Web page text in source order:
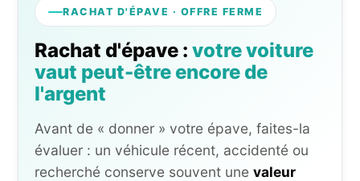
RACHAT D'ÉPAVE · OFFRE FERME
Rachat d'épave : votre voiture
vaut peut-être encore de
l'argent
Avant de « donner » votre épave, faites-la
évaluer : un véhicule récent, accidenté ou
recherché conserve souvent une valeur